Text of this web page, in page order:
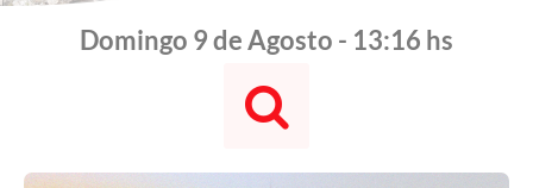
Domingo 9 de Agosto - 13:16 hs